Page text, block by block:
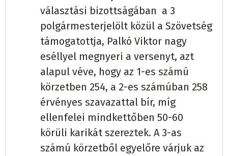
Milan Kanči PRINCÍP80(26,32%)
LasztomérŠtefan BubeňkoDOBRÁ VOĽBA
(36,38%)
Monika PastírováSMER - SD/Hlas-SD
(74,46%)
Peter Bobíkfüggetlen170 (88,08%)
KereplyeJaroslav Capkofüggetlen81(51,59%)
Királyhelmec Karol Pataky SZÖVETSÉG 1632
(78,01%)
Milan Dolák SMER - SD 100 (36,63%)
KisdobraMikuláš CsomaSZÖVETSÉG 145
(65,32%)
választási bizottságában a 3
polgármesterjelölt közül a Szövetség
támogatottja, Palkó Viktor nagy
eséllyel megnyeri a versenyt, azt
alapul véve, hogy az 1-es számú
körzetben 254, a 2-es számúban 258
érvényes szavazattal bír, míg
ellenfelei mindkettőben 50-60
körüli karikát szereztek. A 3-as
számú körzetből egyelőre várjuk az